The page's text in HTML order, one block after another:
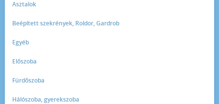
Asztalok
Beépített szekrények, Roldor, Gardrob
Egyéb
Előszoba
Fürdőszoba
Hálószoba, gyerekszoba